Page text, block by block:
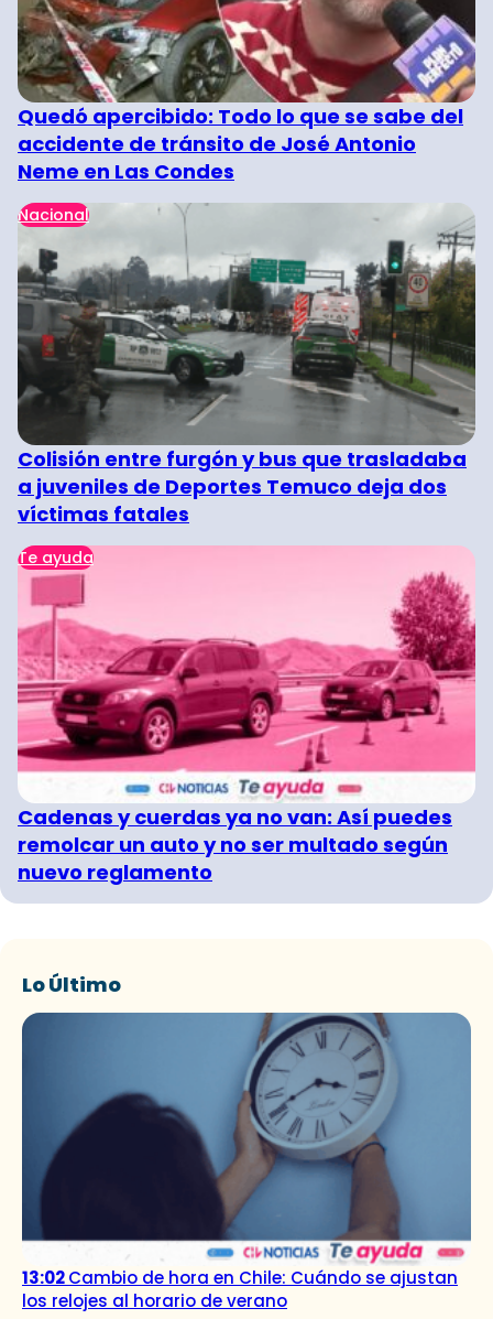
Quedó apercibido: Todo lo que se sabe del
accidente de tránsito de José Antonio
Neme en Las Condes
Nacional
Colisión entre furgón y bus que trasladaba
a juveniles de Deportes Temuco deja dos
víctimas fatales
Te ayuda
Cadenas y cuerdas ya no van: Así puedes
remolcar un auto y no ser multado según
nuevo reglamento
Lo Último
13:02Cambio de hora en Chile: Cuándo se ajustan
los relojes al horario de verano